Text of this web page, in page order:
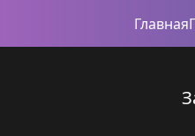
Главная